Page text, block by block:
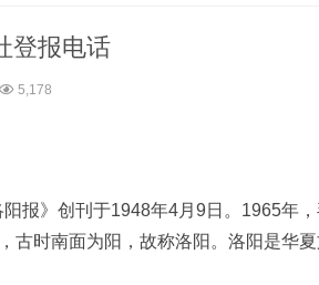
登报电话
5,178
报》创刊于1948年4月9日。1965年
古时南面为阳，故称洛阳。洛阳是华夏